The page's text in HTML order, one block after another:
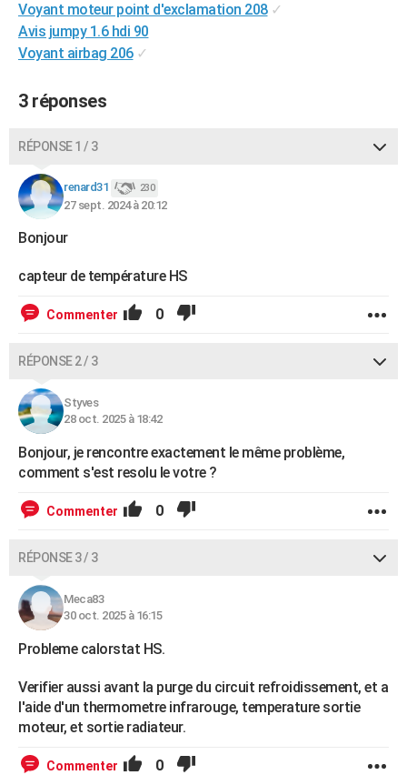
Voyant moteur point d'exclamation 208 ✓
Avis jumpy 1.6 hdi 90
Voyant airbag 206 ✓
3 réponses
RÉPONSE 1 / 3
renard31 230
27 sept. 2024 à 20:12
Bonjour
capteur de température HS
Commenter 0
RÉPONSE 2 / 3
Styves
28 oct. 2025 à 18:42
Bonjour, je rencontre exactement le même problème,
comment s'est resolu le votre ?
Commenter 0
RÉPONSE 3 / 3
Meca83
30 oct. 2025 à 16:15
Probleme calorstat HS.
Verifier aussi avant la purge du circuit refroidissement, et a
l'aide d'un thermometre infrarouge, temperature sortie
moteur, et sortie radiateur.
Commenter 0